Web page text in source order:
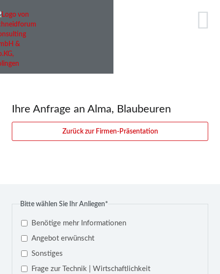
Ihre Anfrage an Alma, Blaubeuren
Zurück zur Firmen-Präsentation
Pflichtfeld
Bitte wählen Sie Ihr Anliegen*
Benötige mehr Informationen
Angebot erwünscht
Sonstiges
Frage zur Technik | Wirtschaftlichkeit